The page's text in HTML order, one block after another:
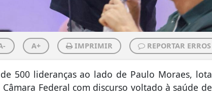
A+ IMPRIMIR REPORTAR ERROS
500 lideranças ao lado de Paulo Moraes, lota
Federal com discurso voltado à saúde de